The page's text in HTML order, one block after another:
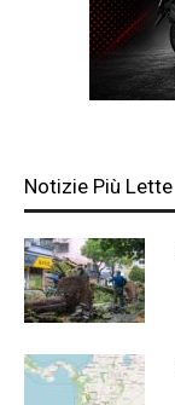
Notizie Più Lette